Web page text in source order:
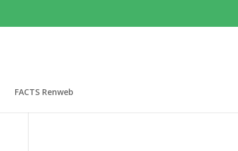
FACTS Renweb